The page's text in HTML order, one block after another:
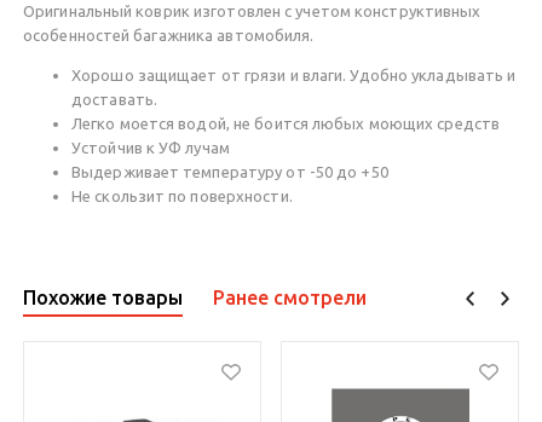
Оригинальный коврик изготовлен с учетом конструктивных
особенностей багажника автомобиля.
Хорошо защищает от грязи и влаги. Удобно укладывать и
доставать.
Легко моется водой, не боится любых моющих средств
Устойчив к УФ лучам
Выдерживает температуру от -50 до +50
Не скользит по поверхности.
Похожие товары Ранее смотрели